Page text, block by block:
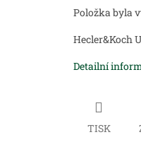
Položka byla
Hecler&Koch
Detailní
TISK